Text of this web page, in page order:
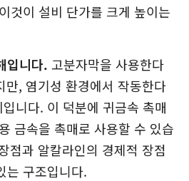
것이 설비 단가를 크게 높이는
입니다. 고분자막을 사용한다
만, 염기성 환경에서 작동한다
니다. 이 덕분에 귀금속 촉매
금속을 촉매로 사용할 수 있습
점과 알칼라인의 경제적 장점
는 구조입니다.